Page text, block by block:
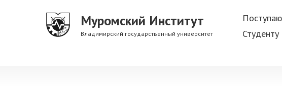
Муромский Институт
Владимирский государственный университет
Студенту